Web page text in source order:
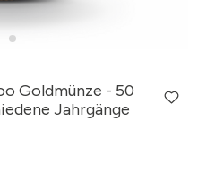
Goldmünze - 50
Jahrgänge